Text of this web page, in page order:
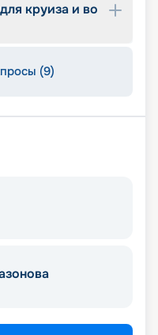
круиза и во
(9)